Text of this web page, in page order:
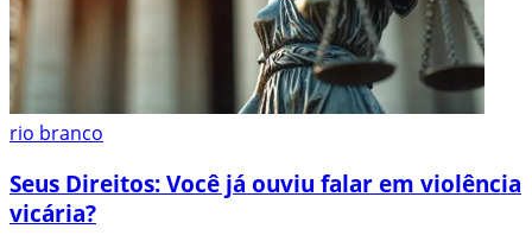
rio branco
Seus Direitos: Você já ouviu falar em violência
vicária?